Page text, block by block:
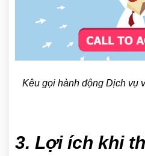
Kêu gọi hành động Dịch vụ
3. Lợi ích khi